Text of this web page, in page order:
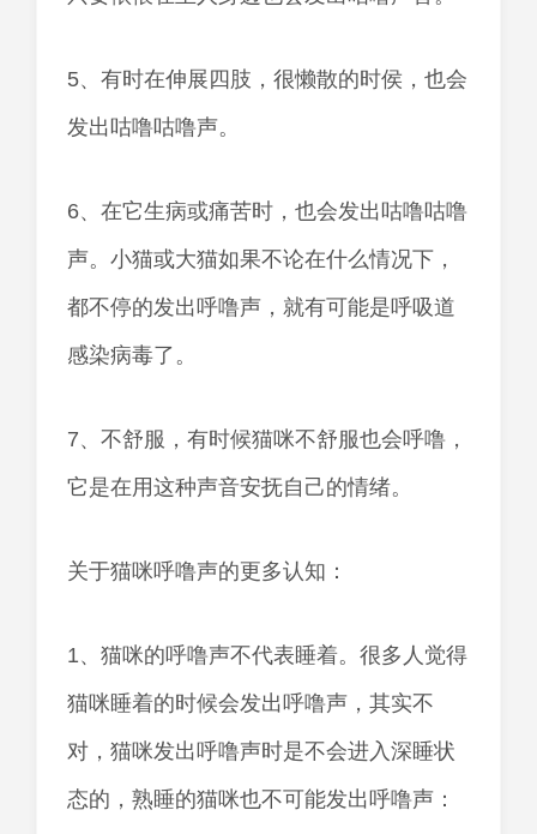
5、有时在伸展四肢，很懒散的时侯，也会
发出咕噜咕噜声。
6、在它生病或痛苦时，也会发出咕噜咕噜
声。小猫或大猫如果不论在什么情况下，
都不停的发出呼噜声，就有可能是呼吸道
感染病毒了。
7、不舒服，有时候猫咪不舒服也会呼噜，
它是在用这种声音安抚自己的情绪。
关于猫咪呼噜声的更多认知：
1、猫咪的呼噜声不代表睡着。很多人觉得
猫咪睡着的时候会发出呼噜声，其实不
对，猫咪发出呼噜声时是不会进入深睡状
态的，熟睡的猫咪也不可能发出呼噜声：